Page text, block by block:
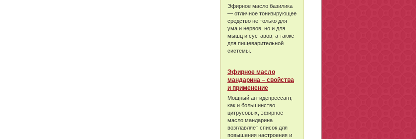
Эфирное масло базилика
— отличное тонизирующее
средство не только для
ума и нервов, но и для
мышц и суставов, а также
для пищеварительной
системы.
Эфирное масло
мандарина – свойства
и применение
Мощный антидепрессант,
как и большинство
цитрусовых, эфирное
масло мандарина
возглавляет список для
повышения настроения и